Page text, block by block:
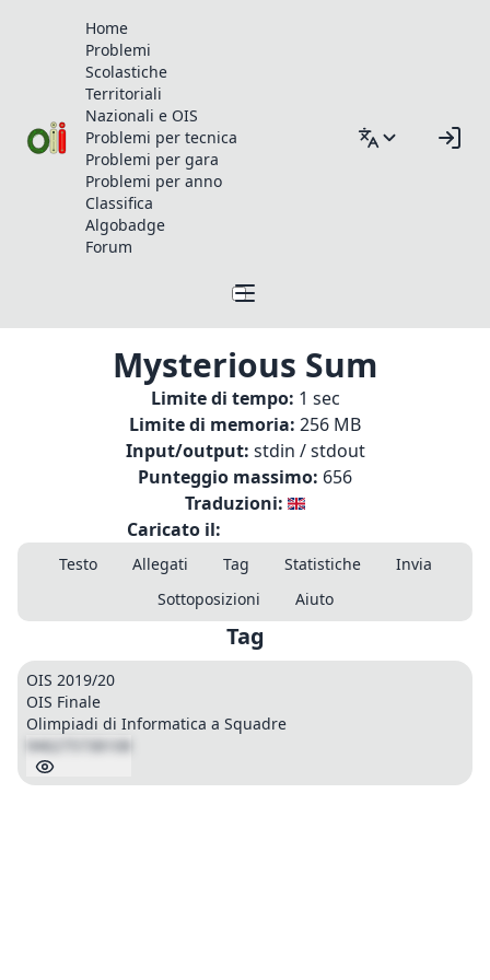
Home
Problemi
Scolastiche
Territoriali
Nazionali e OIS
Problemi per tecnica
Problemi per gara
Problemi per anno
Classifica
Algobadge
Forum
Mysterious Sum
Limite di tempo: 1 sec
Limite di memoria: 256 MB
Input/output: stdin / stdout
Punteggio massimo: 656
Traduzioni:
Caricato il:
Testo Allegati Tag Statistiche
Invia
Sottoposizioni
Aiuto
Tag
OIS 2019/20
OIS Finale
Olimpiadi di Informatica a Squadre
946275738108